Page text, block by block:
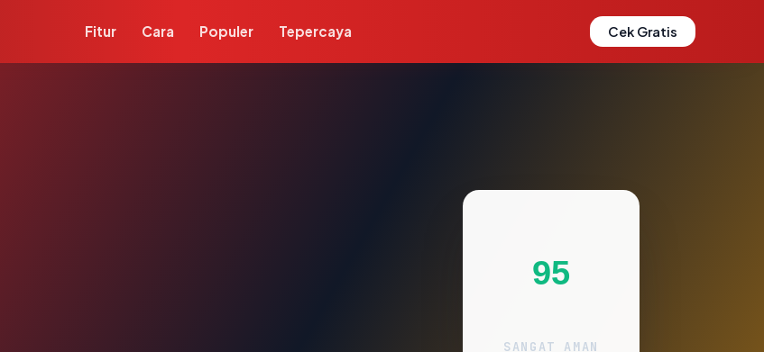
Fitur Cara Populer Tepercaya Cek Gratis
95
SANGAT AMAN